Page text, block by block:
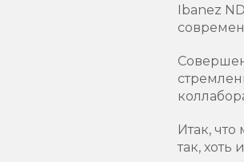
Ibanez
Итак,
так,